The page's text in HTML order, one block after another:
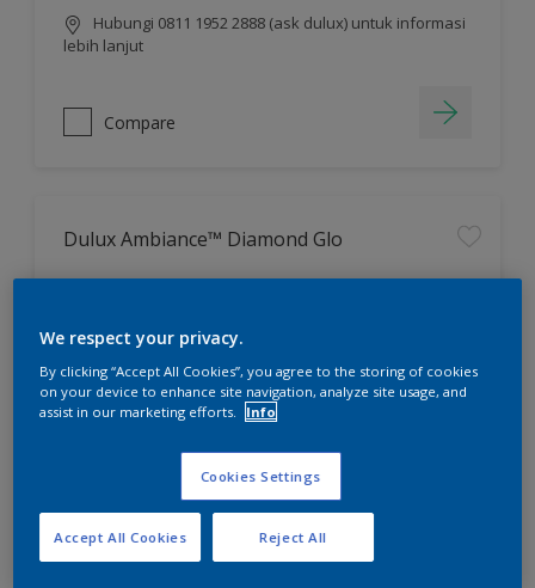
Hubungi 0811 1952 2888 (ask dulux) untuk informasi
lebih lanjut
Compare
Dulux Ambiance™ Diamond Glo
HIGH COVERAGE
Hubungi 0811 1952 2888 (ask dulux) untuk informasi
Compare
We respect your privacy.
By clicking “Accept All Cookies”, you agree to the storing of cookies
on your device to enhance site navigation, analyze site usage, and
assist in our marketing efforts.
Info
Cookies Settings
Reject All
Accept All Cookies